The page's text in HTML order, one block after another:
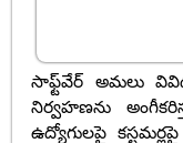
సాఫ్ట్‌వేర్ అమలు
నిర్వహణను
ఉద్యోగులపై